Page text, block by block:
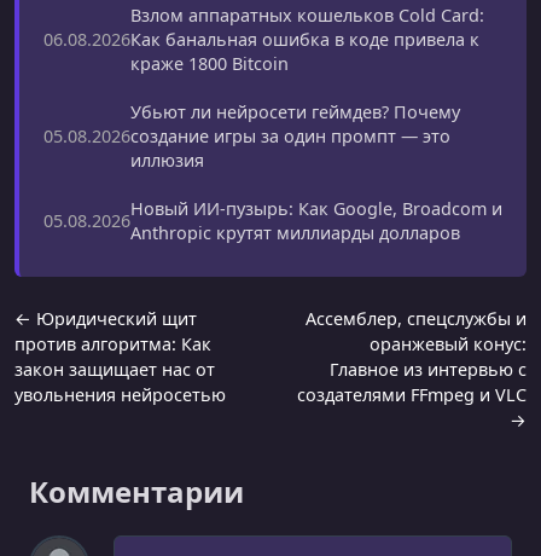
06.08.2026
Взлом аппаратных кошельков Cold Card:
Как банальная ошибка в коде привела к
краже 1800 Bitcoin
05.08.2026
Убьют ли нейросети геймдев? Почему
создание игры за один промпт — это
иллюзия
05.08.2026
Новый ИИ-пузырь: Как Google, Broadcom и
Anthropic крутят миллиарды долларов
← Юридический щит
против алгоритма: Как
закон защищает нас от
увольнения нейросетью
Ассемблер, спецслужбы и
оранжевый конус:
Главное из интервью с
создателями FFmpeg и VLC
→
Комментарии
Комментарий